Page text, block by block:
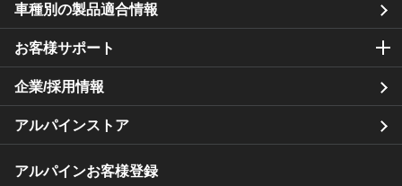
車種別の製品適合情報
お客様サポート
企業/採用情報
アルパインストア
アルパインお客様登録